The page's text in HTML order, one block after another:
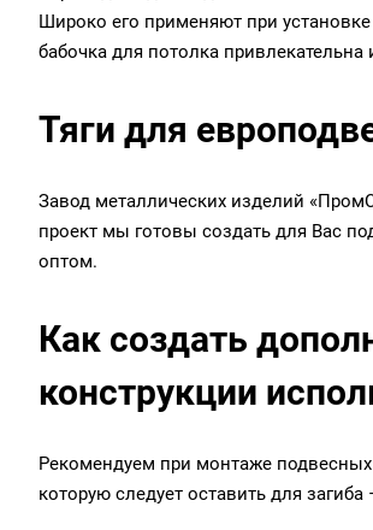
Широко его применяют при
бабочка для потолка привлекательна
Тяги для
Завод металлических изделий
проект мы готовы создать для Вас
оптом.
Как создать
конструкции
Рекомендуем при монтаже
которую следует оставить для